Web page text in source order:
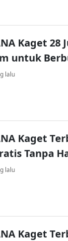
Kaget 28
untuk
lalu
Kaget
Tanpa
lalu
Kaget